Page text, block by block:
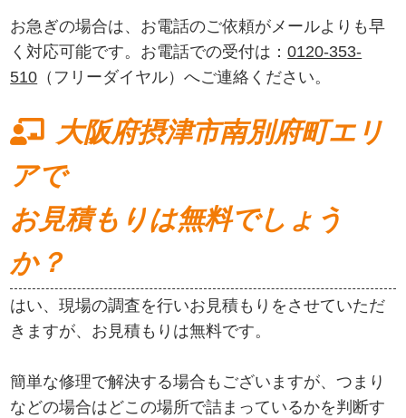
お急ぎの場合は、お電話のご依頼がメールよりも早
く対応可能です。お電話での受付は：0120-353-
510 （フリーダイヤル）へご連絡ください。
大阪府摂津市南別府町エリ
アで
お見積もりは無料でしょう
か？
はい、現場の調査を行いお見積もりをさせていただ
きますが、お見積もりは無料です。
簡単な修理で解決する場合もございますが、つまり
などの場合はどこの場所で詰まっているかを判断す